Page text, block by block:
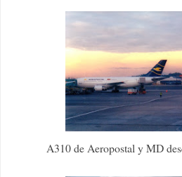
A310 de Aeropostal y MD